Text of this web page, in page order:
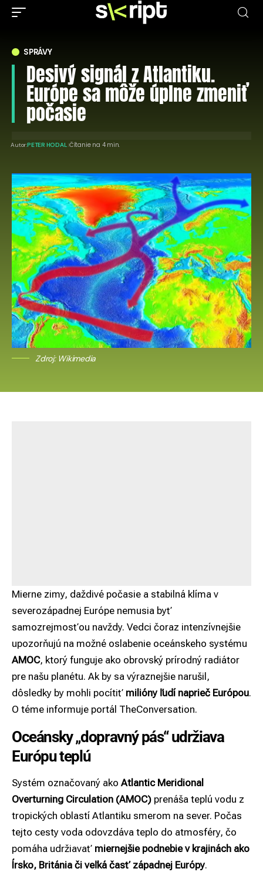
SPRÁVY
Desivý signál z Atlantiku.
Európe sa môže úplne zmeniť
počasie
Autor:PETER HODAL Čítanie na 4 min.
Zdroj: Wikimedia
Mierne zimy, daždivé počasie a stabilná klíma v
severozápadnej Európe nemusia byť
samozrejmosťou navždy. Vedci čoraz intenzívnejšie
upozorňujú na možné oslabenie oceánskeho systému
AMOC, ktorý funguje ako obrovský prírodný radiátor
pre našu planétu. Ak by sa výraznejšie narušil,
dôsledky by mohli pocítiť milióny ľudí naprieč Európou.
O téme informuje portál TheConversation.
Oceánsky „dopravný pás“ udržiava
Európu teplú
Systém označovaný ako Atlantic Meridional
Overturning Circulation (AMOC) prenáša teplú vodu z
tropických oblastí Atlantiku smerom na sever. Počas
tejto cesty voda odovzdáva teplo do atmosféry, čo
pomáha udržiavať miernejšie podnebie v krajinách ako
Írsko, Británia či veľká časť západnej Európy.